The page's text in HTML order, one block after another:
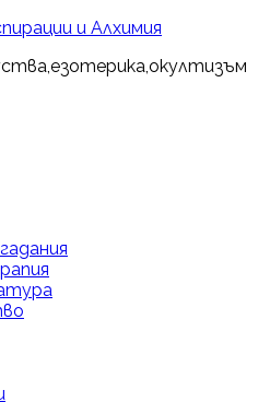
и Алхимия